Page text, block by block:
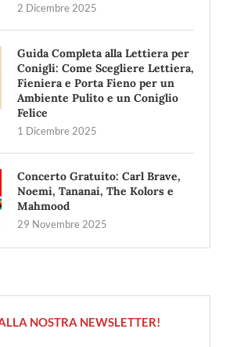
2 Dicembre 2025
Guida Completa alla Lettiera per
Conigli: Come Scegliere Lettiera,
Fieniera e Porta Fieno per un
Ambiente Pulito e un Coniglio
Felice
1 Dicembre 2025
Concerto Gratuito: Carl Brave,
Noemi, Tananai, The Kolors e
Mahmood
29 Novembre 2025
NOSTRA NEWSLETTER!